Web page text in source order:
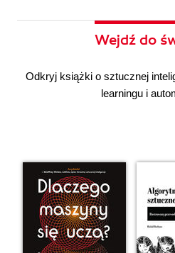
Wejdź do
Odkryj książki o sztucznej
learningu i